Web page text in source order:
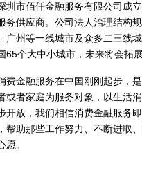
市佰仟金融服务有限公司成立
务供应商。公司法人治理结构
广州等一线城市及众多二三线
65个大中小城市，未来将会拓展
金融服务在中国刚刚起步，是
或者家庭为服务对象，以生活
开放，我们相信消费金融服务
帮助那些工作努力、不断进取
愿。